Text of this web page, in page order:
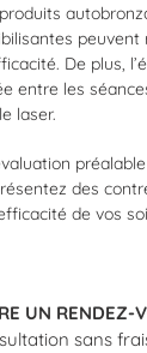
De plus,
entre les
laser.
des
de vos
UN RENDEZ-
sans